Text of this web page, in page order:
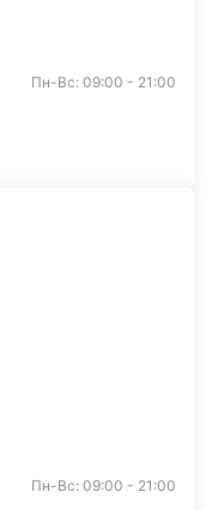
Пн-Вс: 09:00 - 21:00
Пн-Вс: 09:00 - 21:00